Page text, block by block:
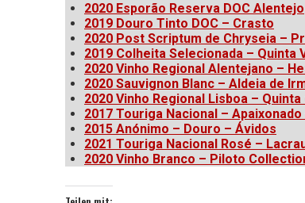
2020 Esporão Reserva DOC Alentejo
2019 Douro Tinto DOC – Crasto
2020 Post Scriptum de Chryseia –
2019 Colheita Selecionada – Quinta
2020 Vinho Regional Alentejano –
2020 Sauvignon Blanc – Aldeia de
2020 Vinho Regional Lisboa – Quinta
2017 Touriga Nacional –
2015 Anónimo – Douro – Ávidos
2021 Touriga Nacional Rosé –
2020 Vinho Branco – Piloto